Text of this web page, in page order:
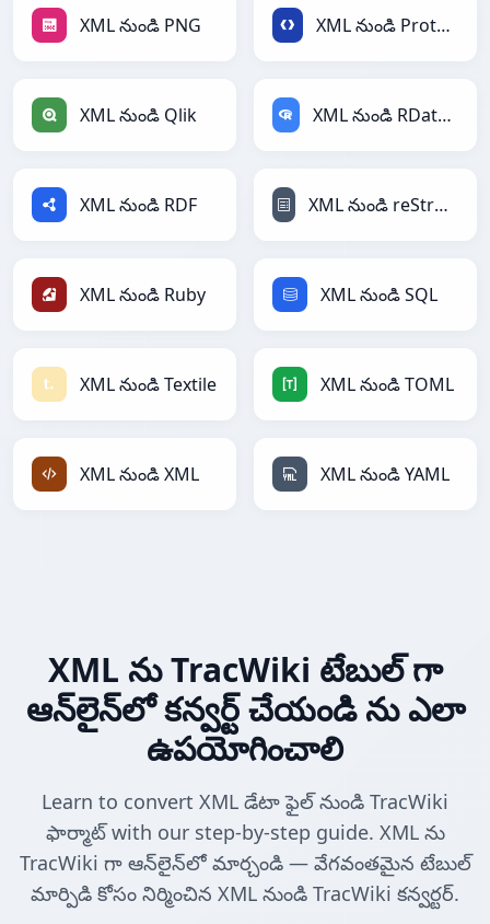
XML నుండి PNG XML నుండి Protobuf
XML నుండి Qlik XML నుండి RDataFrame
XML నుండి RDF XML నుండి reStructuredText
XML నుండి Ruby XML నుండి SQL
XML నుండి Textile XML నుండి TOML
XML నుండి XML XML నుండి YAML
XML ను TracWiki టేబుల్ గా
ఆన్‌లైన్‌లో కన్వర్ట్ చేయండి ను ఎలా
ఉపయోగించాలి
Learn to convert XML డేటా ఫైల్ నుండి TracWiki
ఫార్మాట్ with our step-by-step guide. XML ను
TracWiki గా ఆన్‌లైన్‌లో మార్చండి — వేగవంతమైన టేబుల్
మార్పిడి కోసం నిర్మించిన XML నుండి TracWiki కన్వర్టర్.